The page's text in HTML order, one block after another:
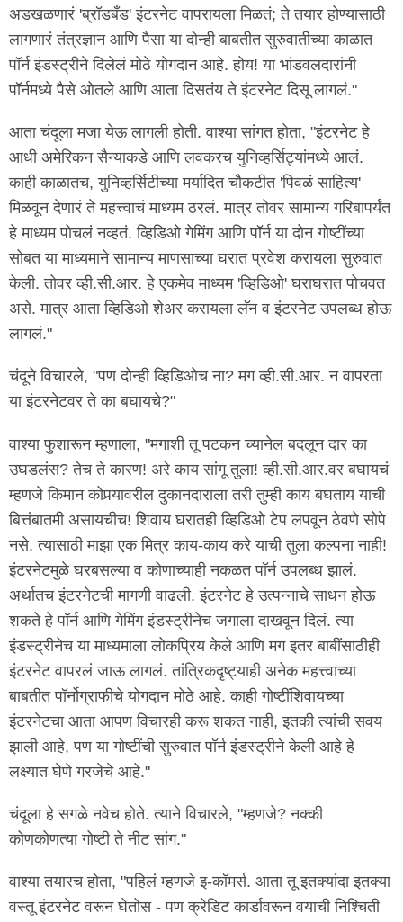
अडखळणारं 'ब्रॉडबँड' इंटरनेट वापरायला मिळतं; ते तयार होण्यासाठी
लागणारं तंत्रज्ञान आणि पैसा या दोन्ही बाबतीत सुरुवातीच्या काळात
पॉर्न इंडस्ट्रीने दिलेलं मोठे योगदान आहे. होय! या भांडवलदारांनी
पॉर्नमध्ये पैसे ओतले आणि आता दिसतंय ते इंटरनेट दिसू लागलं."
आता चंदूला मजा येऊ लागली होती. वाश्या सांगत होता, "इंटरनेट हे
आधी अमेरिकन सैन्याकडे आणि लवकरच युनिव्हर्सिट्यांमध्ये आलं.
काही काळातच, युनिव्हर्सिटीच्या मर्यादित चौकटीत 'पिवळं साहित्य'
मिळवून देणारं ते महत्त्वाचं माध्यम ठरलं. मात्र तोवर सामान्य गरिबापर्यंत
हे माध्यम पोचलं नव्हतं. व्हिडिओ गेमिंग आणि पॉर्न या दोन गोष्टींच्या
सोबत या माध्यमाने सामान्य माणसाच्या घरात प्रवेश करायला सुरुवात
केली. तोवर व्ही.सी.आर. हे एकमेव माध्यम 'व्हिडिओ' घराघरात पोचवत
असे. मात्र आता व्हिडिओ शेअर करायला लॅन व इंटरनेट उपलब्ध होऊ
लागलं."
चंदूने विचारले, "पण दोन्ही व्हिडिओच ना? मग व्ही.सी.आर. न वापरता
या इंटरनेटवर ते का बघायचे?"
वाश्या फुशारून म्हणाला, "मगाशी तू पटकन च्यानेल बदलून दार का
उघडलंस? तेच ते कारण! अरे काय सांगू तुला! व्ही.सी.आर.वर बघायचं
म्हणजे किमान कोपर्‍यावरील दुकानदाराला तरी तुम्ही काय बघताय याची
बित्तंबातमी असायचीच! शिवाय घरातही व्हिडिओ टेप लपवून ठेवणे सोपे
नसे. त्यासाठी माझा एक मित्र काय-काय करे याची तुला कल्पना नाही!
इंटरनेटमुळे घरबसल्या व कोणाच्याही नकळत पॉर्न उपलब्ध झालं.
अर्थातच इंटरनेटची मागणी वाढली. इंटरनेट हे उत्पन्नाचे साधन होऊ
शकते हे पॉर्न आणि गेमिंग इंडस्ट्रीनेच जगाला दाखवून दिलं. त्या
इंडस्ट्रीनेच या माध्यमाला लोकप्रिय केले आणि मग इतर बाबींसाठीही
इंटरनेट वापरलं जाऊ लागलं. तांत्रिकदृष्ट्याही अनेक महत्त्वाच्या
बाबतीत पॉर्नोग्राफीचे योगदान मोठे आहे. काही गोष्टींशिवायच्या
इंटरनेटचा आता आपण विचारही करू शकत नाही, इतकी त्यांची सवय
झाली आहे, पण या गोष्टींची सुरुवात पॉर्न इंडस्ट्रीने केली आहे हे
लक्ष्यात घेणे गरजेचे आहे."
चंदूला हे सगळे नवेच होते. त्याने विचारले, "म्हणजे? नक्की
कोणकोणत्या गोष्टी ते नीट सांग."
वाश्या तयारच होता, "पहिलं म्हणजे इ-कॉमर्स. आता तू इतक्यांदा इतक्या
वस्तू इंटरनेट वरून घेतोस - पण क्रेडिट कार्डावरून वयाची निश्चिती